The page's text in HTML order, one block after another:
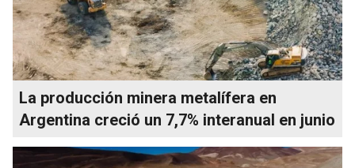
La producción minera metalífera en
Argentina creció un 7,7% interanual en junio